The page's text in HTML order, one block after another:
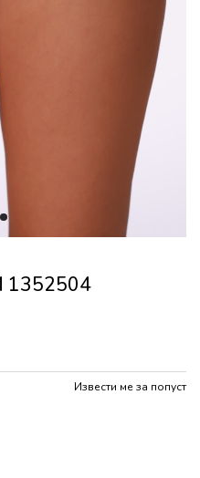
2
Извести ме за попуст